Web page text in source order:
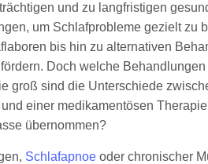
und zu langfristigen
um Schlafprobleme gezielt zu
bis hin zu alternativen
Doch welche
groß sind die Unterschiede
einer medikamentösen
übernommen?
Schlafapnoe oder chronischer